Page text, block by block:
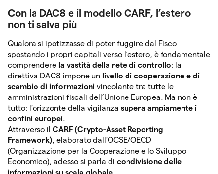
Con la DAC8 e il modello CARF, l’estero
non ti salva più
Qualora si ipotizzasse di poter fuggire dal Fisco
spostando i propri capitali verso l’estero, è fondamentale
comprendere la vastità della rete di controllo: la
direttiva DAC8 impone un livello di cooperazione e di
scambio di informazioni vincolante tra tutte le
amministrazioni fiscali dell’Unione Europea. Ma non è
tutto: l’orizzonte della vigilanza supera ampiamente i
confini europei.
Attraverso il CARF (Crypto-Asset Reporting
Framework), elaborato dall’OCSE/OECD
(Organizzazione per la Cooperazione e lo Sviluppo
Economico), adesso si parla di condivisione delle
informazioni su scala globale.